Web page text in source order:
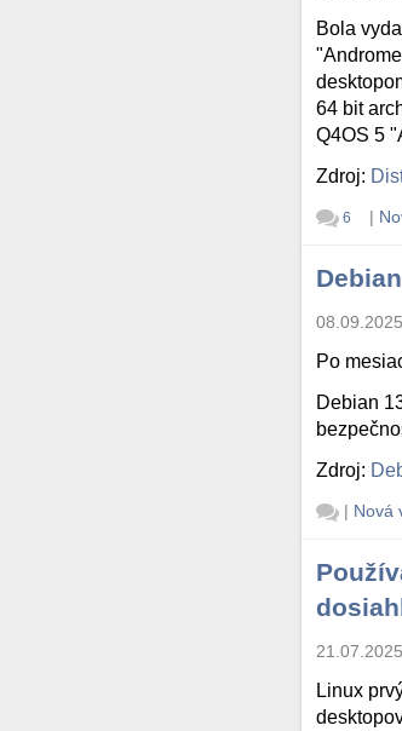
Bola
64 bit
Q4OS 5
Zdroj:
6 |
Po
Debian
Zdroj:
| Nová
Linux